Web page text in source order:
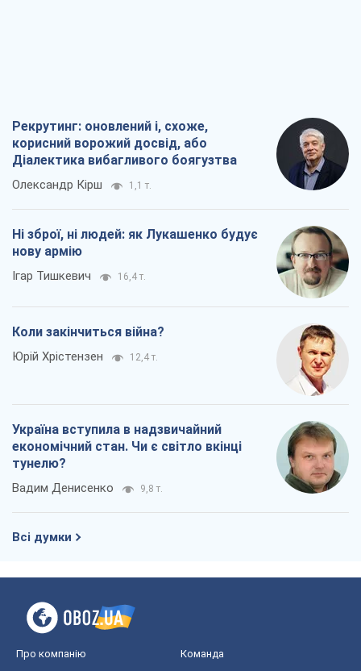
Рекрутинг: оновлений і, схоже,
корисний ворожий досвід, або
Діалектика вибагливого боягузтва
Олександр Кірш 1,1 т.
Ні зброї, ні людей: як Лукашенко будує
нову армію
Ігар Тишкевич 16,4 т.
Коли закінчиться війна?
Юрій Хрістензен 12,4 т.
Україна вступила в надзвичайний
економічний стан. Чи є світло вкінці
тунелю?
Вадим Денисенко 9,8 т.
Всі думки
Про компанію Команда